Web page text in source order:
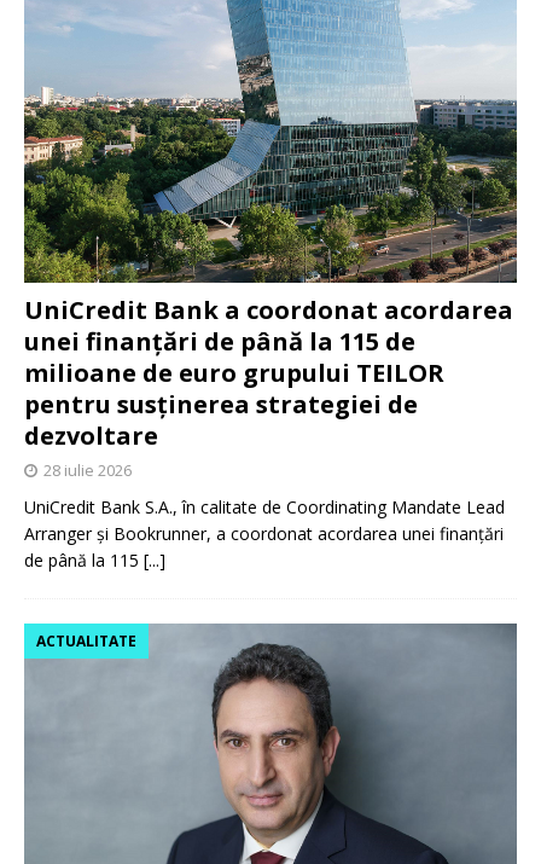
UniCredit Bank a coordonat acordarea
unei finanțări de până la 115 de
milioane de euro grupului TEILOR
pentru susținerea strategiei de
dezvoltare
28 iulie 2026
UniCredit Bank S.A., în calitate de Coordinating Mandate Lead
Arranger și Bookrunner, a coordonat acordarea unei finanțări
de până la 115 [...]
ACTUALITATE